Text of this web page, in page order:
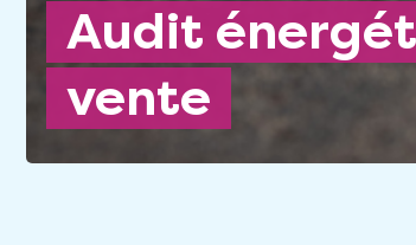
Audit énergétique et promesse de
vente